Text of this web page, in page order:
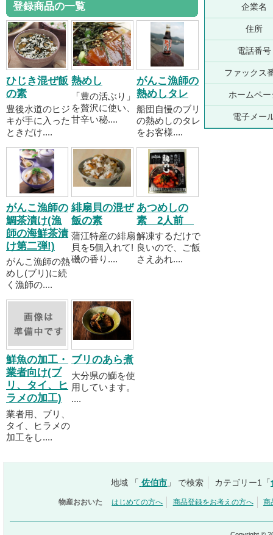
登録商品の一覧
ひじき混ぜ飯
の素
豊後水道のヒジ
キが手に入った
ときだけ....
熱めし
「豊の活ぶり」
を贅沢に使い、
甘辛い秘....
がんこ漁師の
熱めしタレ
船団自慢のブリ
の熱めしのタレ
をお客様....
がんこ漁師の
鯛茶漬け(漁
師の海鮮茶漬
け第二弾!)
がんこ漁師の熱
めし(ブリ)に続
く漁師の....
緋扇貝の混ぜ
飯の素
蒲江特産の緋扇
貝を5個入れて!
磯の香り....
あつめしの
素 2人前
解凍するだけで
良いので、ご飯
さえあれ....
鮮魚の加工・
業者向け(ブ
リ、タイ、ヒ
ラメの加工)
業者用、ブリ、
タイ、ヒラメの
加工をし....
ブリのあら煮
大分県の鰤を使
用しています。
....
企業名
住所
電話番号
ファックス
ホームペー
電子メー
地域 「 佐伯市 」 で検索 カテゴリー1「
物産おおいた はじめての方へ 商品登録をお考えの方へ 商